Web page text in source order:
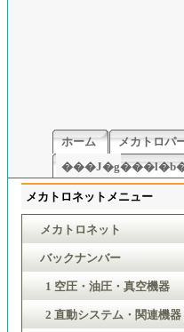
ホーム メカトロパ
メカトロネットメニュー
メカトロネット
バックナンバー
1 空圧・油圧・真空機器
2 直動システム・関連機器